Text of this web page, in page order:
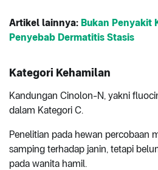
Artikel lainnya: Bukan Penyakit
Penyebab Dermatitis Stasis
Kategori Kehamilan
Kandungan Cinolon-N, yakni
dalam Kategori C.
Penelitian pada hewan percobaan
samping terhadap janin, tetapi
pada wanita hamil.